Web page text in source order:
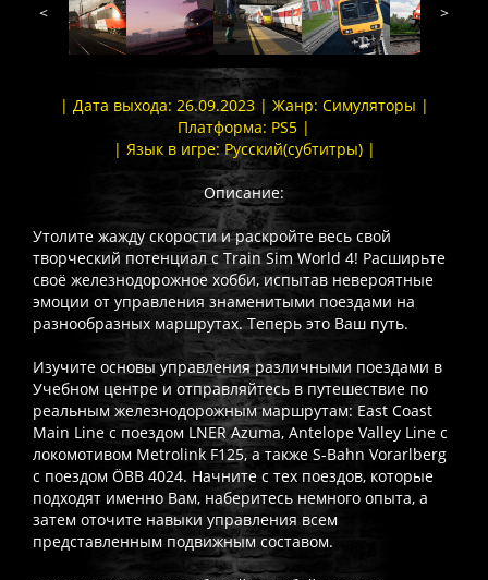
< >
| Дата выхода: 26.09.2023 | Жанр: Симуляторы |
Платформа: PS5 |
| Язык в игре: Русский(субтитры) |
Описание:
Утолите жажду скорости и раскройте весь свой
творческий потенциал с Train Sim World 4! Расширьте
своё железнодорожное хобби, испытав невероятные
эмоции от управления знаменитыми поездами на
разнообразных маршрутах. Теперь это Ваш путь.
Изучите основы управления различными поездами в
Учебном центре и отправляйтесь в путешествие по
реальным железнодорожным маршрутам: East Coast
Main Line с поездом LNER Azuma, Antelope Valley Line с
локомотивом Metrolink F125, а также S-Bahn Vorarlberg
с поездом ÖBB 4024. Начните с тех поездов, которые
подходят именно Вам, наберитесь немного опыта, а
затем оточите навыки управления всем
представленным подвижным составом.